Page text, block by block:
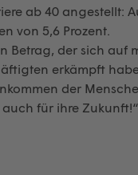
ab 40 angestellt:
von 5,6 Prozent.
Betrag, der sich auf
erkämpft
der
für ihre Zukunft!“